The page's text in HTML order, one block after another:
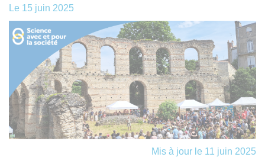
Le 15 juin 2025
Mis à jour le 11 juin 2025